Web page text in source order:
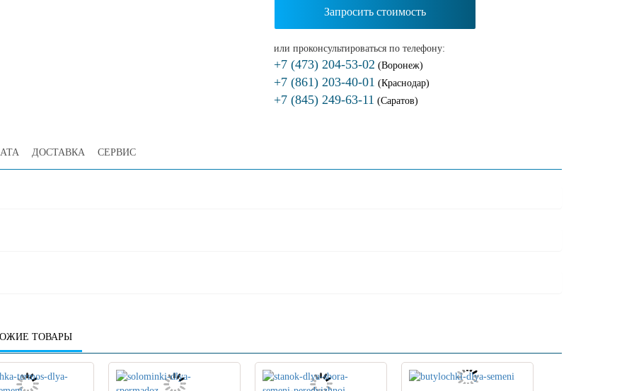
Запросить стоимость
или проконсультироваться по телефону:
+7 (473) 204-53-02 (Воронеж)
+7 (861) 203-40-01 (Краснодар)
+7 (845) 249-63-11 (Саратов)
ДОСТАВКА СЕРВИС
ТОВАРЫ